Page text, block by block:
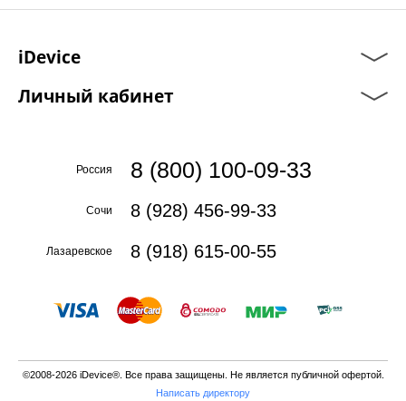
iDevice
Личный кабинет
Россия 8 (800) 100-09-33
Сочи 8 (928) 456-99-33
Лазаревское 8 (918) 615-00-55
©2008-2026 iDevice®. Все права защищены. Не является публичной офертой.
Написать директору